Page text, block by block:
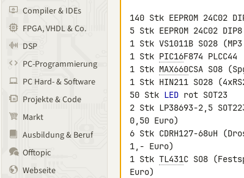
Compiler & IDEs
FPGA, VHDL & Co.
DSP
PC-Programmierung
PC Hard- & Software
Projekte & Code
Markt
Ausbildung & Beruf
Offtopic
Webseite
140 Stk EEPROM
5 Stk EEPROM
1 Stk VS1011B SO28
1 Stk PIC16F874
1 Stk MAX660CSA SO8
1 Stk HIN211 SO28
50 Stk LED rot SOT23
2 Stk LP38693-2,5
0,50 Euro)
6 Stk CDRH127-
1,- Euro)
1 Stk TL431C SO8
Euro)